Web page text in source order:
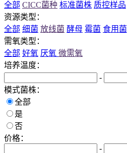
全部 CICC菌种 标准菌株 质控样品
资源类型：
全部 细菌 放线菌 酵母 霉菌 食用菌
需氧类型：
全部 好氧 厌氧 微需氧
培养温度：
-
模式菌株：
全部
是
否
价格：
-